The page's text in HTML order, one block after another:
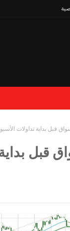
بداية تداولات الأسبوع 19 إبريل